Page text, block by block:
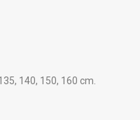
140, 150, 160 cm.